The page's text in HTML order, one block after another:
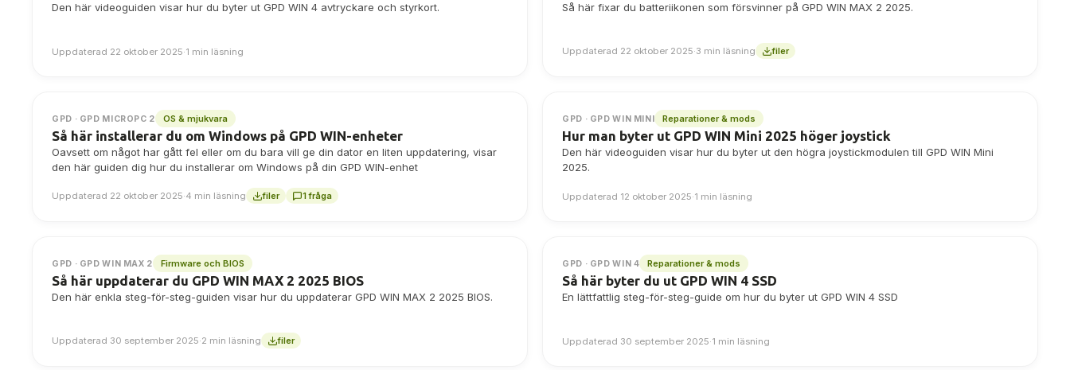
Den här videoguiden visar hur du byter ut GPD WIN 4 avtryckare och styrkort.
Uppdaterad 22 oktober 2025·1 min läsning
Så här fixar du batteriikonen som försvinner på GPD WIN MAX 2 2025.
Uppdaterad 22 oktober 2025·3 min läsning filer
GPD · GPD MICROPC 2 OS & mjukvara
Så här installerar du om Windows på GPD WIN-enheter
Oavsett om något har gått fel eller om du bara vill ge din dator en liten uppdatering, visar
den här guiden dig hur du installerar om Windows på din GPD WIN-enhet
Uppdaterad 22 oktober 2025·4 min läsning filer 1 fråga
GPD · GPD WIN MINI Reparationer & mods
Hur man byter ut GPD WIN Mini 2025 höger joystick
Den här videoguiden visar hur du byter ut den högra joystickmodulen till GPD WIN Mini
2025.
Uppdaterad 12 oktober 2025·1 min läsning
GPD · GPD WIN MAX 2 Firmware och BIOS
Så här uppdaterar du GPD WIN MAX 2 2025 BIOS
Den här enkla steg-för-steg-guiden visar hur du uppdaterar GPD WIN MAX 2 2025 BIOS.
Uppdaterad 30 september 2025·2 min läsning filer
GPD · GPD WIN 4 Reparationer & mods
Så här byter du ut GPD WIN 4 SSD
En lättfattlig steg-för-steg-guide om hur du byter ut GPD WIN 4 SSD
Uppdaterad 30 september 2025·1 min läsning